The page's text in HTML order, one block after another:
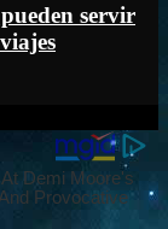
servir